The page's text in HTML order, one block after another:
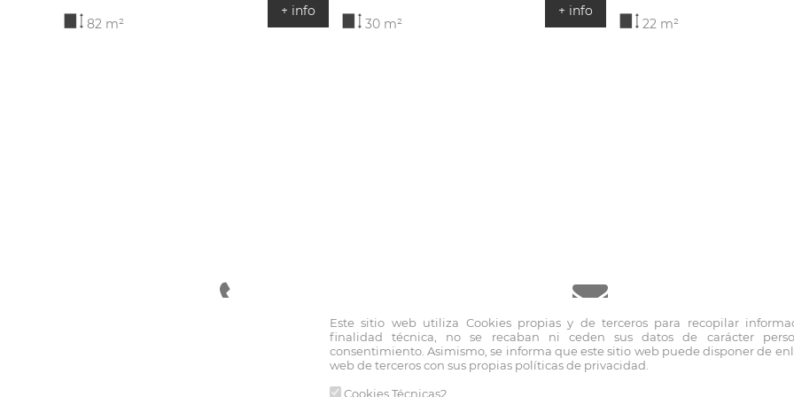
82 m²
+ info
30 m²
+ info
22 m²
inmo@fernandoblancoapi.com
Este sitio web utiliza Cookies propias y de terceros para recopilar
finalidad técnica, no se recaban ni ceden sus datos de carácter
consentimiento. Asimismo, se informa que este sitio web puede disponer de
web de terceros con sus propias políticas de privacidad.
Cookies Técnicas2